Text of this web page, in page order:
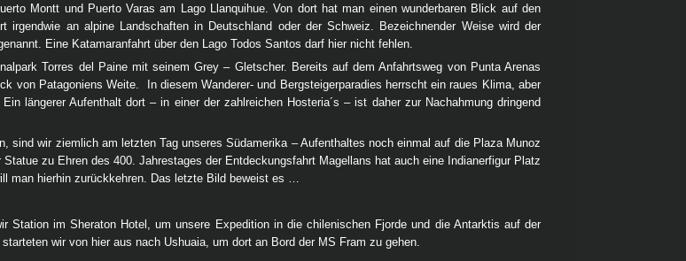
Montt und Puerto Varas am Lago Llanquihue. Von dort hat man einen wunderbaren Blick auf den
irgendwie an alpine Landschaften in Deutschland oder der Schweiz. Bezeichnender Weise wird der
Eine Katamaranfahrt über den Lago Todos Santos darf hier nicht fehlen.
Torres del Paine mit seinem Grey – Gletscher. Bereits auf dem Anfahrtsweg von Punta Arenas
von Patagoniens Weite. In diesem Wanderer- und Bergsteigerparadies herrscht ein raues Klima, aber
längerer Aufenthalt dort – in einer der zahlreichen Hosteria´s – ist daher zur Nachahmung dringend
sind wir ziemlich am letzten Tag unseres Südamerika – Aufenthaltes noch einmal auf die Plaza Munoz
zu Ehren des 400. Jahrestages der Entdeckungsfahrt Magellans hat auch eine Indianerfigur Platz
man hierhin zurückkehren. Das letzte Bild beweist es …
Station im Sheraton Hotel, um unsere Expedition in die chilenischen Fjorde und die Antarktis auf der
wir von hier aus nach Ushuaia, um dort an Bord der MS Fram zu gehen.